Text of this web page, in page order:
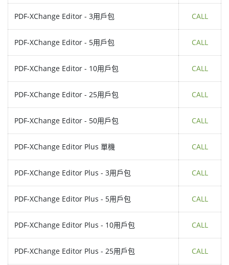
PDF-XChange Editor - 3用戶包 CALL
PDF-XChange Editor - 5用戶包 CALL
PDF-XChange Editor - 10用戶包 CALL
PDF-XChange Editor - 25用戶包 CALL
PDF-XChange Editor - 50用戶包 CALL
PDF-XChange Editor Plus 單機 CALL
PDF-XChange Editor Plus - 3用戶包 CALL
PDF-XChange Editor Plus - 5用戶包 CALL
PDF-XChange Editor Plus - 10用戶包 CALL
PDF-XChange Editor Plus - 25用戶包 CALL